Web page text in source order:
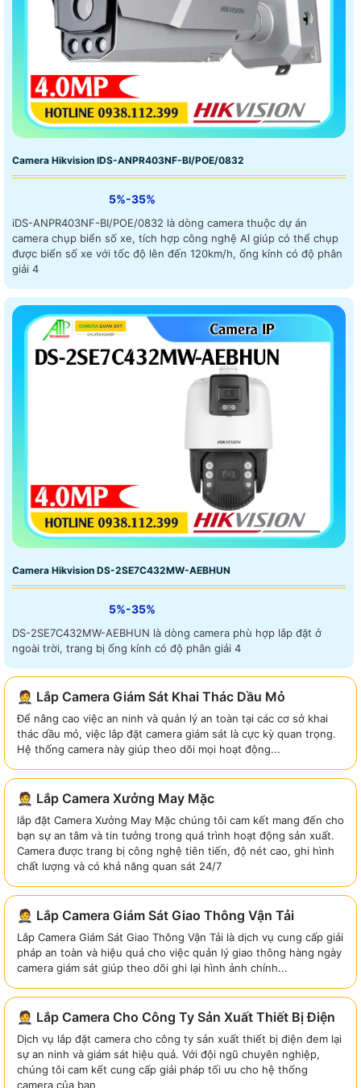
Camera Hikvision IDS-ANPR403NF-BI/POE/0832
5%-35%
iDS-ANPR403NF-BI/POE/0832 là dòng camera thuộc dự án
camera chụp biển số xe, tích hợp công nghệ AI giúp có thể chụp
được biển số xe với tốc độ lên đến 120km/h, ống kính có độ phân
giải 4
Camera Hikvision DS-2SE7C432MW-AEBHUN
5%-35%
DS-2SE7C432MW-AEBHUN là dòng camera phù hợp lắp đặt ở
ngoài trời, trang bị ống kính có độ phân giải 4
🤵 Lắp Camera Giám Sát Khai Thác Dầu Mỏ
Để nâng cao việc an ninh và quản lý an toàn tại các cơ sở khai
thác dầu mỏ, việc lắp đặt camera giám sát là cực kỳ quan trọng.
Hệ thống camera này giúp theo dõi mọi hoạt động...
🤵 Lắp Camera Xưởng May Mặc
lắp đặt Camera Xưởng May Mặc chúng tôi cam kết mang đến cho
bạn sự an tâm và tin tưởng trong quá trình hoạt động sản xuất.
Camera được trang bị công nghệ tiên tiến, độ nét cao, ghi hình
chất lượng và có khả năng quan sát 24/7
🤵 Lắp Camera Giám Sát Giao Thông Vận Tải
Lắp Camera Giám Sát Giao Thông Vận Tải là dịch vụ cung cấp giải
pháp an toàn và hiệu quả cho việc quản lý giao thông hàng ngày
camera giám sát giúp theo dõi ghi lại hình ảnh chính...
🤵 Lắp Camera Cho Công Ty Sản Xuất Thiết Bị Điện
Dịch vụ lắp đặt camera cho công ty sản xuất thiết bị điện đem lại
sự an ninh và giám sát hiệu quả. Với đội ngũ chuyên nghiệp,
chúng tôi cam kết cung cấp giải pháp tối ưu cho hệ thống
camera của bạn